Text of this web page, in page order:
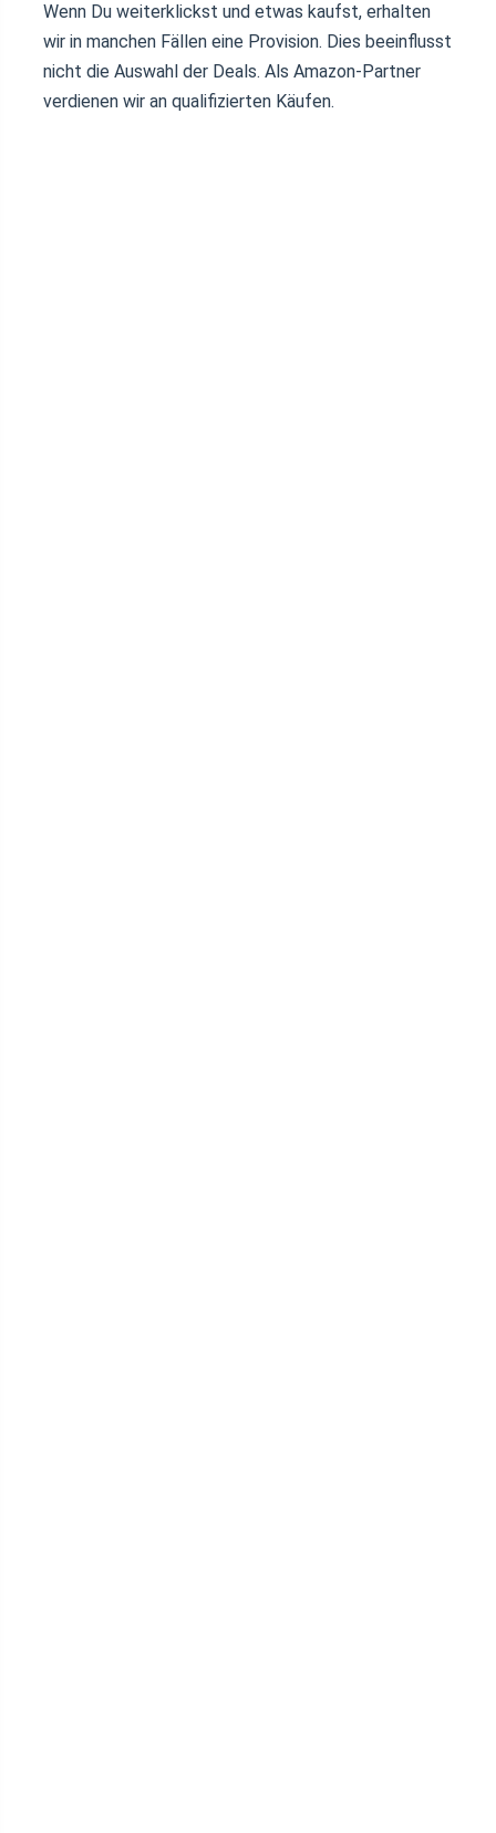
Wenn Du weiterklickst und etwas kaufst, erhalten
wir in manchen Fällen eine Provision. Dies beeinflusst
nicht die Auswahl der Deals. Als Amazon-Partner
verdienen wir an qualifizierten Käufen.